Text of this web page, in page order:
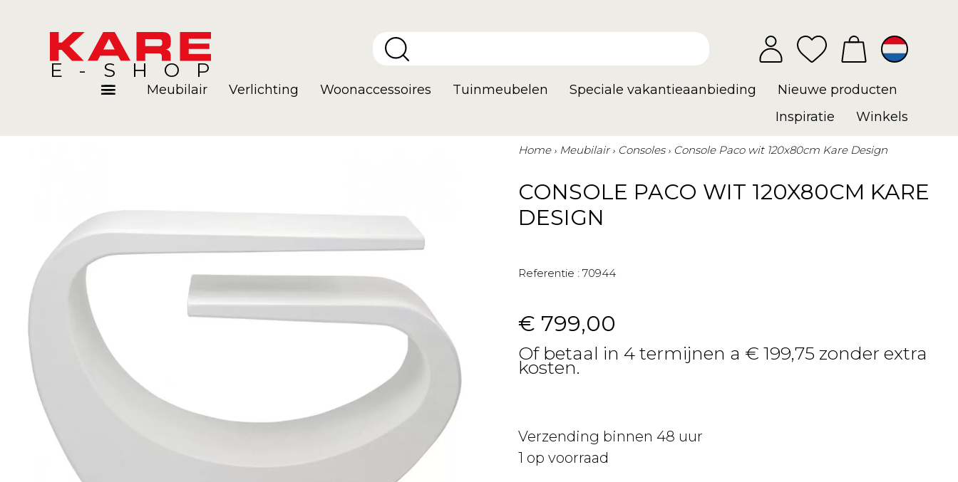
E-SHOP
Meubilair Verlichting Woonaccessoires Tuinmeubelen Speciale vakantieaanbieding
Nieuwe producten
Inspiratie
Winkels
Home Meubilair Consoles Console Paco wit 120x80cm Kare Design
CONSOLE PACO WIT 120X80CM KARE
DESIGN
Referentie : 70944
€ 799,00
Of betaal in 4 termijnen a € 199,75 zonder extra
kosten.
Verzending binnen 48 uur
1 op voorraad